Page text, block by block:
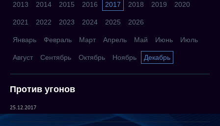
2013 2014 2015 2016 2017 2018 2019 2020
2021 2022 2023 2024 2025 2026
Январь Февраль Март Апрель Май Июнь Июль
Август Сентябрь Октябрь Ноябрь Декабрь
Против угонов
25.12.2017